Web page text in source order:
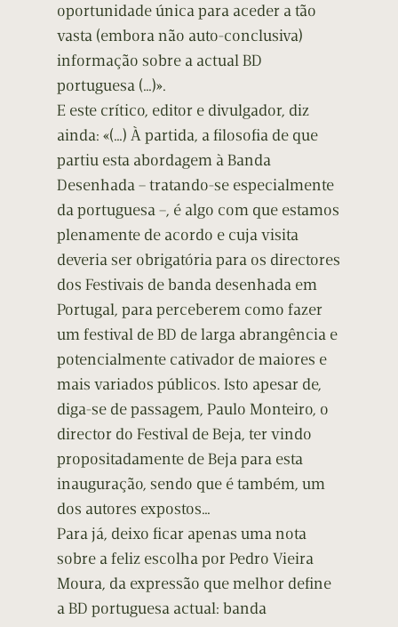
oportunidade única para aceder a tão
vasta (embora não auto-conclusiva)
informação sobre a actual BD
portuguesa (…)».
E este crítico, editor e divulgador, diz
ainda: «(…) À partida, a filosofia de que
partiu esta abordagem à Banda
Desenhada – tratando-se especialmente
da portuguesa –, é algo com que estamos
plenamente de acordo e cuja visita
deveria ser obrigatória para os directores
dos Festivais de banda desenhada em
Portugal, para perceberem como fazer
um festival de BD de larga abrangência e
potencialmente cativador de maiores e
mais variados públicos. Isto apesar de,
diga-se de passagem, Paulo Monteiro, o
director do Festival de Beja, ter vindo
propositadamente de Beja para esta
inauguração, sendo que é também, um
dos autores expostos…
Para já, deixo ficar apenas uma nota
sobre a feliz escolha por Pedro Vieira
Moura, da expressão que melhor define
a BD portuguesa actual: banda